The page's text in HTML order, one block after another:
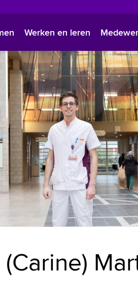
Werken en leren
(Carine)